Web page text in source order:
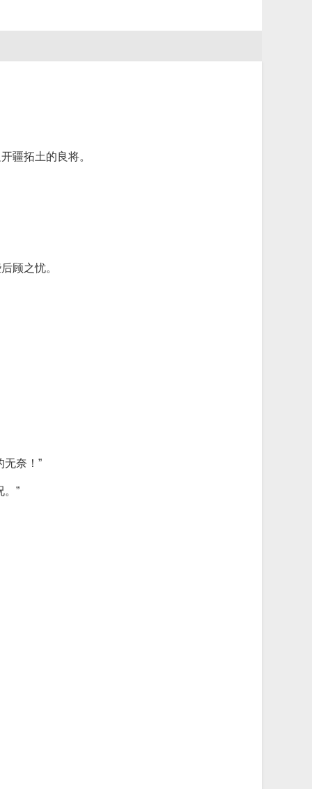
疆拓土的良将。
顾之忧。
奈！”
。”